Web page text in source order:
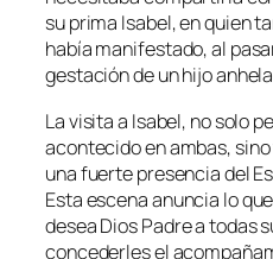
su prima Isabel, en quien
había manifestado, al
gestación de un hijo
La visita a Isabel, no solo
acontecido en ambas,
una fuerte presencia del
Esta escena anuncia lo
desea Dios Padre a todas
concederles el